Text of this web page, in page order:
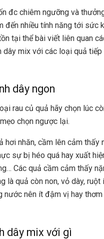
đc chiêm ngưỡng và
đến nhiều tính năng tới sức
tại thể bài viết liên quan
dây mix với các loại quả
dây ngon
rau củ quả hãy chọn lúc
chọn ngược lại.
hơi nhăn, cầm lên cảm thấy
sự bị héo quá hay xuất
Các quả cầm cảm thấy
là quả còn non, vỏ dày, ruột
nước nên ít đậm vị hay
dây mix với gì